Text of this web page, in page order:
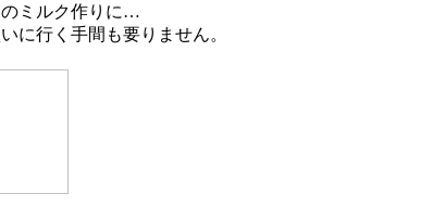
のミルク作りに…
に行く手間も要りません。